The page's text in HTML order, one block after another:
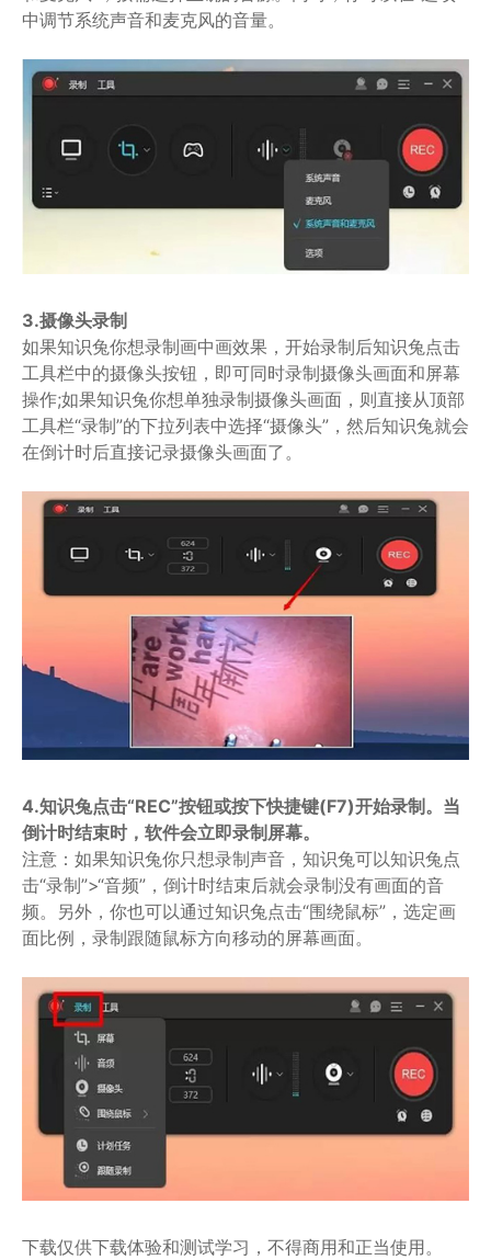
中调节系统声音和麦克风的音量。
3.摄像头录制
如果知识兔你想录制画中画效果，开始录制后知识兔点击
工具栏中的摄像头按钮，即可同时录制摄像头画面和屏幕
操作;如果知识兔你想单独录制摄像头画面，则直接从顶部
工具栏“录制”的下拉列表中选择“摄像头”，然后知识兔就会
在倒计时后直接记录摄像头画面了。
4.知识兔点击“REC”按钮或按下快捷键(F7)开始录制。当
倒计时结束时，软件会立即录制屏幕。
注意：如果知识兔你只想录制声音，知识兔可以知识兔点
击“录制”>“音频”，倒计时结束后就会录制没有画面的音
频。另外，你也可以通过知识兔点击“围绕鼠标”，选定画
面比例，录制跟随鼠标方向移动的屏幕画面。
下载仅供下载体验和测试学习，不得商用和正当使用。